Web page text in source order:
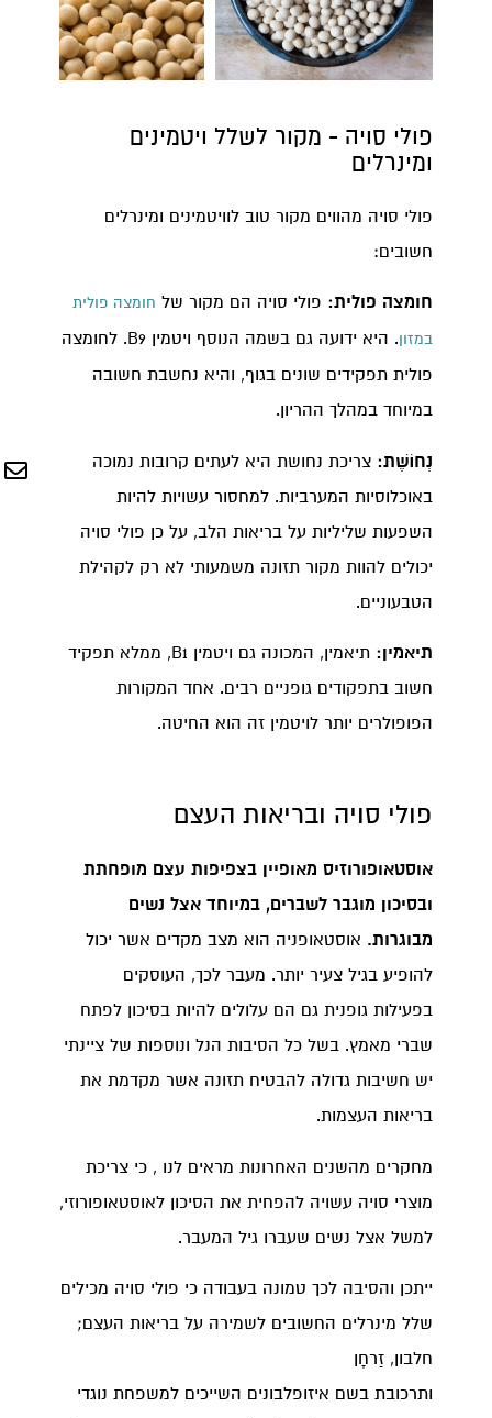
פולי סויה - מקור לשלל ויטמינים
ומינרלים
פולי סויה מהווים מקור טוב לוויטמינים ומינרלים
חשובים:
חומצה פולית: פולי סויה הם מקור של חומצה פולית
במזון
. היא ידועה גם בשמה הנוסף ויטמין B9. לחומצה
פולית תפקידים שונים בגוף, והיא נחשבת חשובה
במיוחד במהלך ההריון.
נְחוֹשֶׁת: צריכת נחושת היא לעתים קרובות נמוכה
באוכלוסיות המערביות. למחסור עשויות להיות
השפעות שליליות על בריאות הלב, על כן פולי סויה
יכולים להוות מקור תזונה משמעותי לא רק לקהילת
הטבעוניים.
תיאמין:
תיאמין, המכונה גם ויטמין B1, ממלא תפקיד
חשוב בתפקודים גופניים רבים. אחד המקורות
הפופולרים יותר לויטמין זה הוא החיטה.
פולי סויה ובריאות העצם
אוסטאופורוזיס מאופיין בצפיפות עצם מופחתת
ובסיכון מוגבר לשברים, במיוחד אצל נשים
מבוגרות. אוסטאופניה הוא מצב מקדים אשר יכול
להופיע בגיל צעיר יותר. מעבר לכך, העוסקים
בפעילות גופנית גם הם עלולים להיות בסיכון לפתח
שברי מאמץ. בשל כל הסיבות הנל ונוספות של ציינתי
יש חשיבות גדולה להבטיח תזונה אשר מקדמת את
בריאות העצמות.
מחקרים מהשנים האחרונות מראים לנו , כי צריכת
מוצרי סויה עשויה להפחית את הסיכון לאוסטאופורוזי,
למשל אצל נשים שעברו גיל המעבר.
ייתכן והסיבה לכך טמונה בעבודה כי פולי סויה מכילים
שלל מינרלים החשובים לשמירה על בריאות העצם;
חלבון, זַרחָן
ותרכובת בשם איזופלבונים השייכים למשפחת נוגדי